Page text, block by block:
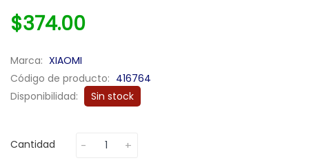
$374.00
Marca: XIAOMI
Código de producto: 416764
Disponibilidad:
Sin stock
Cantidad